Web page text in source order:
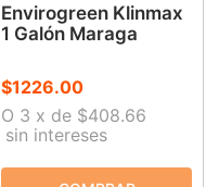
Envirogreen Klinmax
1 Galón Maraga
$1226.00
O 3 x de $408.66
sin intereses